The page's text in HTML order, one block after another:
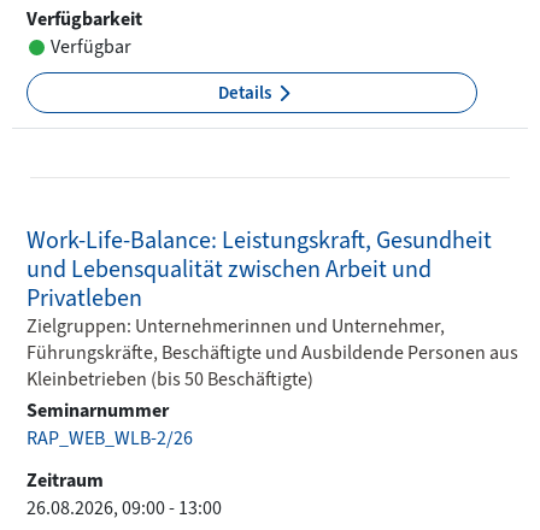
Verfügbarkeit
Verfügbar
Details
Work-Life-Balance: Leistungskraft, Gesundheit
und Lebensqualität zwischen Arbeit und
Privatleben
Zielgruppen: Unternehmerinnen und Unternehmer,
Führungskräfte, Beschäftigte und Ausbildende Personen aus
Kleinbetrieben (bis 50 Beschäftigte)
Seminarnummer
RAP_WEB_WLB-2/26
Zeitraum
26.08.2026, 09:00 - 13:00